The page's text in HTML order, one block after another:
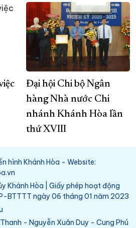
Đại hội Chi bộ Ngân
hàng Nhà nước Chi
nhánh Khánh Hòa lần
thứ XVIII
hình Khánh Hòa - Website:
Khánh Hòa | Giấy phép hoạt động
BTTTT ngày 06 tháng 01 năm 2023
- Nguyễn Xuân Duy - Cung Phú